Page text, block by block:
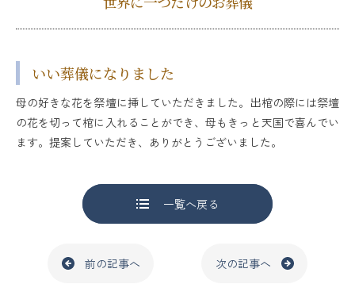
いい葬儀になりました
母の好きな花を祭壇に挿していただきました。出棺の際には祭壇
の花を切って棺に入れることができ、母もきっと天国で喜んでい
ます。提案していただき、ありがとうございました。
一覧へ戻る
前の記事へ 次の記事へ